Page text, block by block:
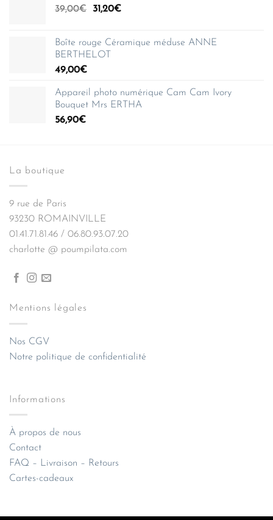
39,00€
Le
était :
39,00€.
31,20€Le
est :
Boîte rouge Céramique méduse ANNE
BERTHELOT
49,00€
Appareil photo numérique Cam Cam Ivory
Bouquet Mrs ERTHA
56,90€
La boutique
9 rue de Paris
93230 ROMAINVILLE
01.41.71.81.46 / 06.80.93.07.20
charlotte @ poumpilata.com
Mentions légales
Nos CGV
Notre politique de confidentialité
Informations
À propos de nous
Contact
FAQ – Livraison – Retours
Cartes-cadeaux